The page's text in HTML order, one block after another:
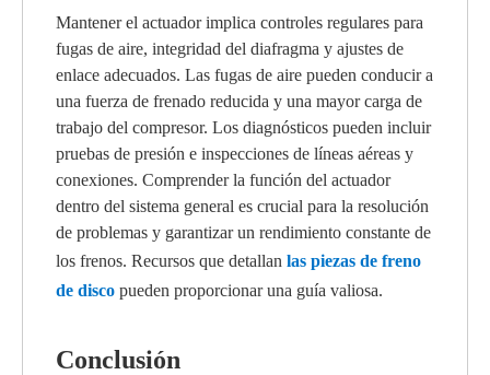
Mantener el actuador implica controles regulares para
fugas de aire, integridad del diafragma y ajustes de
enlace adecuados. Las fugas de aire pueden conducir a
una fuerza de frenado reducida y una mayor carga de
trabajo del compresor. Los diagnósticos pueden incluir
pruebas de presión e inspecciones de líneas aéreas y
conexiones. Comprender la función del actuador
dentro del sistema general es crucial para la resolución
de problemas y garantizar un rendimiento constante de
los frenos. Recursos que detallan las piezas de freno
de disco pueden proporcionar una guía valiosa.
Conclusión